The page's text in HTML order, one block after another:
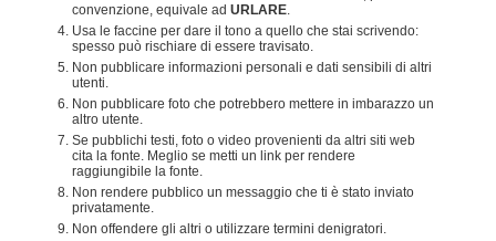
convenzione, equivale ad URLARE.
Usa le faccine per dare il tono a quello che stai scrivendo:
spesso può rischiare di essere travisato.
Non pubblicare informazioni personali e dati sensibili di altri
utenti.
Non pubblicare foto che potrebbero mettere in imbarazzo un
altro utente.
Se pubblichi testi, foto o video provenienti da altri siti web
cita la fonte. Meglio se metti un link per rendere
raggiungibile la fonte.
Non rendere pubblico un messaggio che ti è stato inviato
privatamente.
Non offendere gli altri o utilizzare termini denigratori.